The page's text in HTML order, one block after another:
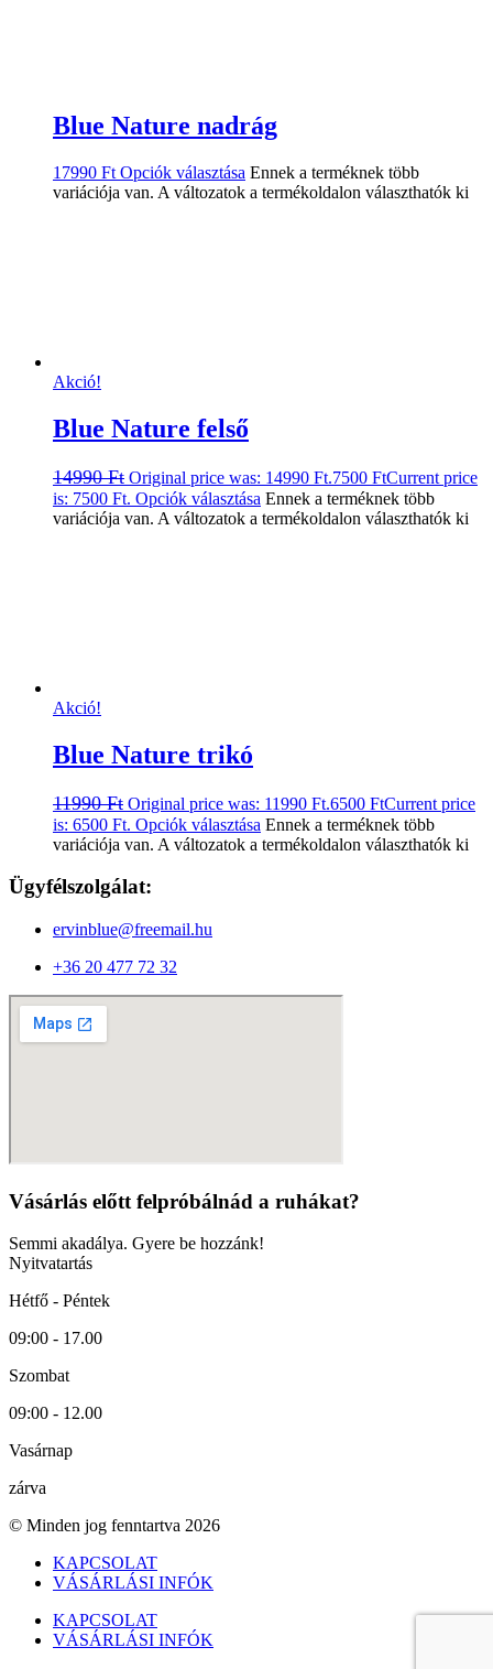
Blue Nature nadrág
17990 Ft Opciók választása Ennek a terméknek több
variációja van. A változatok a termékoldalon választhatók ki
Akció!
Blue Nature felső
14990Ft Original price was: 14990 Ft.7500 FtCurrent price
is: 7500 Ft. Opciók választása Ennek a terméknek több
variációja van. A változatok a termékoldalon választhatók ki
Akció!
Blue Nature trikó
11990Ft Original price was: 11990 Ft.6500 FtCurrent price
is: 6500 Ft. Opciók választása Ennek a terméknek több
variációja van. A változatok a termékoldalon választhatók ki
Ügyfélszolgálat:
ervinblue@freemail.hu
+36 20 477 72 32
Vásárlás előtt felpróbálnád a ruhákat?
Semmi akadálya. Gyere be hozzánk!
Nyitvatartás
Hétfő - Péntek
09:00 - 17.00
Szombat
09:00 - 12.00
Vasárnap
zárva
© Minden jog fenntartva 2026
KAPCSOLAT
VÁSÁRLÁSI INFÓK
KAPCSOLAT
VÁSÁRLÁSI INFÓK